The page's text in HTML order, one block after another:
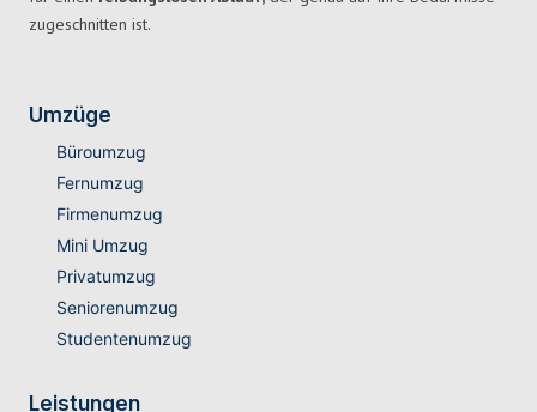
zugeschnitten ist.
Umzüge
Büroumzug
Fernumzug
Firmenumzug
Mini Umzug
Privatumzug
Seniorenumzug
Studentenumzug
Leistungen